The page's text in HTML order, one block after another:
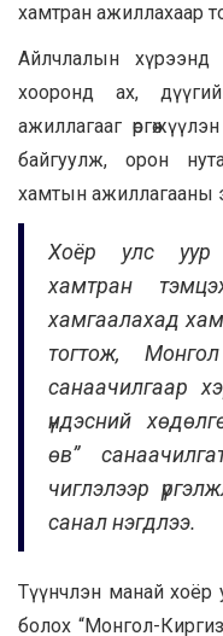
хамтран ажиллахаар
Айлчлалын
хооронд ах,
ажиллагааг
байгуулж, орон
хамтын ажиллагааны
Хоёр улс уур
хамтран
хамгаалахад
тогтож,
санаачилгаар
үндэсний
өв”
чиглэлээр
санал нэгдлээ.
Түүнчлэн манай
болох “Монгол-